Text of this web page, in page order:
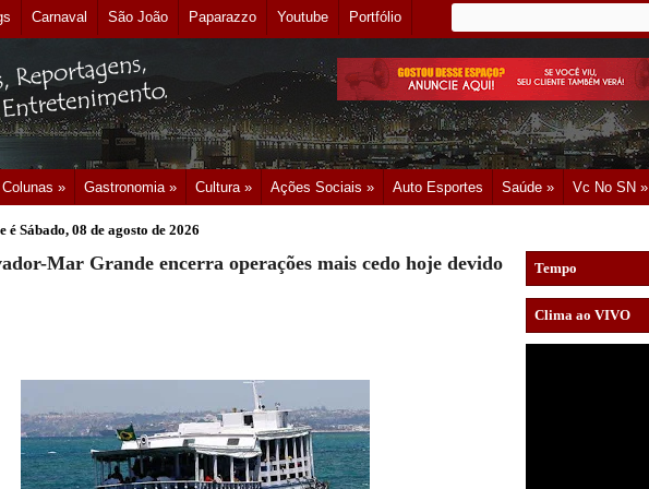
Carnaval São João Paparazzo Youtube Portfólio
Colunas » Gastronomia » Cultura » Ações Sociais » Auto Esportes Saúde » Vc No SN »
é Sábado, 08 de agosto de 2026
Mar Grande encerra operações mais cedo hoje devido Tempo
Clima ao VIVO